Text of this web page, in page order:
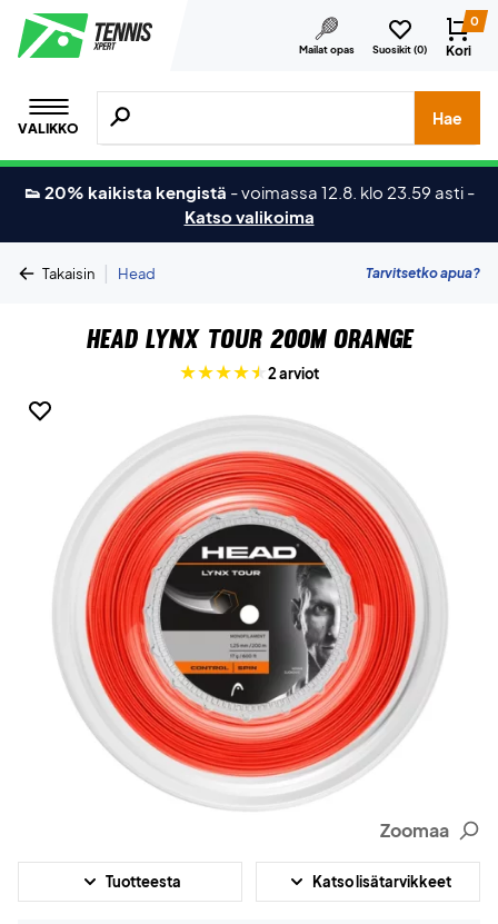
Mailat opas Suosikit (0)
0
Kori
VALIKKO
Hae tuotteita, merkkejä jne.
Hae
👟 20% kaikista kengistä -voimassa 12.8. klo 23.59 asti -
Katso valikoima
Takaisin | Head Tarvitsetko apua?
Head Lynx Tour 200M Orange
2 arviot
Zoomaa
Tuotteesta Katso lisätarvikkeet